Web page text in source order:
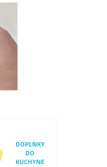
DOPLNKY
DO
KUCHYNE